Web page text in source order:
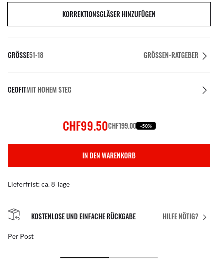
KORREKTIONSGLÄSER HINZUFÜGEN
GRÖSSE51-18 GRÖSSEN-RATGEBER
GEOFITMIT HOHEM STEG
CHF99.50CHF199.00 -50%
IN DEN WARENKORB
Lieferfrist: ca. 8 Tage
HILFE NÖTIG?
KOSTENLOSE UND EINFACHE RÜCKGABE
Per Post